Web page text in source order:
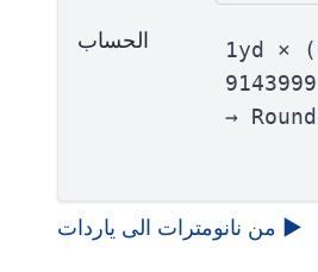
الحساب
1yd ×
→
من نانومترات الى ياردات ▶